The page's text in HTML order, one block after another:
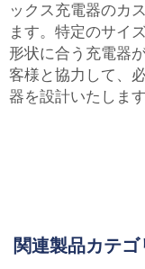
ックス充電器のカ
ます。特定のサイ
形状に合う充電器
客様と協力して、
器を設計いたします
関連製品カテゴ